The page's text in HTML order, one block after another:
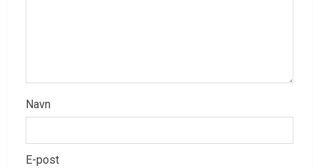
Navn
E-post